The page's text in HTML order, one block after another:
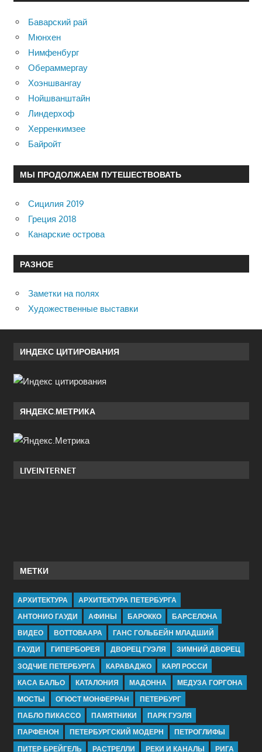
Баварский рай
Мюнхен
Нимфенбург
Обераммергау
Хоэншвангау
Нойшванштайн
Линдерхоф
Херренкимзее
Байройт
МЫ ПРОДОЛЖАЕМ ПУТЕШЕСТВОВАТЬ
Сицилия 2019
Греция 2018
Канарские острова
РАЗНОЕ
Заметки на полях
Художественные выставки
ИНДЕКС ЦИТИРОВАНИЯ
ЯНДЕКС.МЕТРИКА
LIVEINTERNET
МЕТКИ
АРХИТЕКТУРА
АРХИТЕКТУРА ПЕТЕРБУРГА
АНТОНИО ГАУДИ
АФИНЫ БАРОККО
БАРСЕЛОНА
ВИДЕО
ВОТТОВААРА
ГАНС ГОЛЬБЕЙН МЛАДШИЙ
ГАУДИ
ГИПЕРБОРЕЯ ДВОРЕЦ ГУЭЛЯ
ЗИМНИЙ ДВОРЕЦ
ЗОДЧИЕ ПЕТЕРБУРГА
КАРАВАДЖО
КАРЛ РОССИ
КАСА БАЛЬО
КАТАЛОНИЯ МАДОННА
МЕДУЗА ГОРГОНА
МОСТЫ
ОГЮСТ МОНФЕРРАН
ПЕТЕРБУРГ
ПАБЛО ПИКАССО
ПАМЯТНИКИ
ПАРК ГУЭЛЯ
ПАРФЕНОН
ПЕТЕРБУРГСКИЙ МОДЕРН
ПЕТРОГЛИФЫ
ПИТЕР БРЕЙГЕЛЬ
РАСТРЕЛЛИ РЕКИ И КАНАЛЫ РИГА